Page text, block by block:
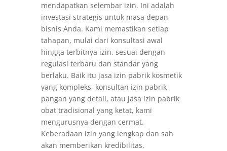
mendapatkan selembar izin. Ini adalah
investasi strategis untuk masa depan
bisnis Anda. Kami memastikan setiap
tahapan, mulai dari konsultasi awal
hingga terbitnya izin, sesuai dengan
regulasi terbaru dan standar yang
berlaku. Baik itu jasa izin pabrik kosmetik
yang kompleks, konsultan izin pabrik
pangan yang detail, atau jasa izin pabrik
obat tradisional yang ketat, kami
mengurusnya dengan cermat.
Keberadaan izin yang lengkap dan sah
akan memberikan kredibilitas,